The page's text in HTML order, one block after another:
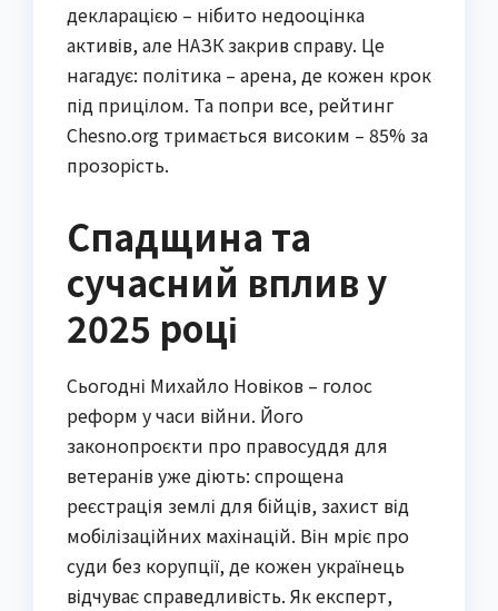
декларацією – нібито недооцінка
активів, але НАЗК закрив справу. Це
нагадує: політика – арена, де кожен крок
під прицілом. Та попри все, рейтинг
Chesno.org тримається високим – 85% за
прозорість.
Спадщина та
сучасний вплив у
2025 році
Сьогодні Михайло Новіков – голос
реформ у часи війни. Його
законопроєкти про правосуддя для
ветеранів уже діють: спрощена
реєстрація землі для бійців, захист від
мобілізаційних махінацій. Він мріє про
суди без корупції, де кожен українець
відчуває справедливість. Як експерт,